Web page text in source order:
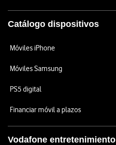
Catálogo dispositivos
Móviles iPhone
Móviles Samsung
PS5 digital
Financiar móvil a plazos
Vodafone entretenimiento